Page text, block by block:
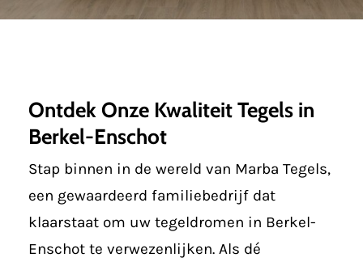
Ontdek Onze Kwaliteit Tegels in
Berkel-Enschot
Stap binnen in de wereld van Marba Tegels,
een gewaardeerd familiebedrijf dat
klaarstaat om uw tegeldromen in Berkel-
Enschot te verwezenlijken. Als dé